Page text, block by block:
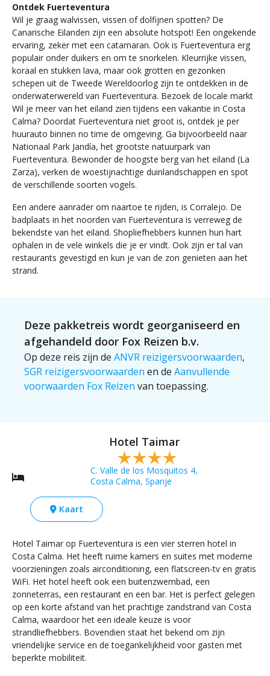
Ontdek Fuerteventura
Wil je graag walvissen, vissen of dolfijnen spotten? De
Canarische Eilanden zijn een absolute hotspot! Een ongekende
ervaring, zeker met een catamaran. Ook is Fuerteventura erg
populair onder duikers en om te snorkelen. Kleurrijke vissen,
koraal en stukken lava, maar ook grotten en gezonken
schepen uit de Tweede Wereldoorlog zijn te ontdekken in de
onderwaterwereld van Fuerteventura. Bezoek de locale markt
Wil je meer van het eiland zien tijdens een vakantie in Costa
Calma? Doordat Fuerteventura niet groot is, ontdek je per
huurauto binnen no time de omgeving. Ga bijvoorbeeld naar
Nationaal Park Jandía, het grootste natuurpark van
Fuerteventura. Bewonder de hoogste berg van het eiland (La
Zarza), verken de woestijnachtige duinlandschappen en spot
de verschillende soorten vogels.
Een andere aanrader om naartoe te rijden, is Corralejo. De
badplaats in het noorden van Fuerteventura is verreweg de
bekendste van het eiland. Shopliefhebbers kunnen hun hart
ophalen in de vele winkels die je er vindt. Ook zijn er tal van
restaurants gevestigd en kun je van de zon genieten aan het
strand.
Deze pakketreis wordt georganiseerd en
afgehandeld door Fox Reizen b.v.
Op deze reis zijn de ANVR reizigersvoorwaarden,
SGR reizigersvoorwaarden en de Aanvullende
voorwaarden Fox Reizen van toepassing.
Hotel Taimar
C. Valle de los Mosquitos 4,
Costa Calma, Spanje
Kaart
Hotel Taimar op Fuerteventura is een vier sterren hotel in
Costa Calma. Het heeft ruime kamers en suites met moderne
voorzieningen zoals airconditioning, een flatscreen-tv en gratis
WiFi. Het hotel heeft ook een buitenzwembad, een
zonneterras, een restaurant en een bar. Het is perfect gelegen
op een korte afstand van het prachtige zandstrand van Costa
Calma, waardoor het een ideale keuze is voor
strandliefhebbers. Bovendien staat het bekend om zijn
vriendelijke service en de toegankelijkheid voor gasten met
beperkte mobiliteit.